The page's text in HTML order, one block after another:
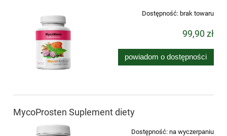
Dostępność: brak towaru
99,90 zł
powiadom o dostępności
MycoProsten Suplement diety
Dostępność: na wyczerpaniu